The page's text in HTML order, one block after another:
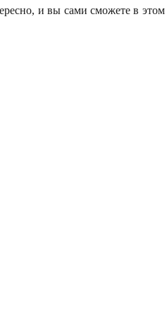
и вы сами сможете в